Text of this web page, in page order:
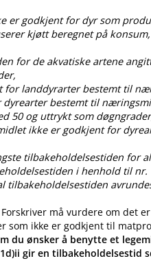
er godkjent for dyr som
kjøtt beregnet på
for de akvatiske artene
for landdyrarter bestemt til
bestemt til
50 og uttrykt som
ikke er godkjent for
tilbakeholdelsestiden for
i henhold til nr.
tilbakeholdelsestiden
må vurdere om det
som ikke er godkjent til
du ønsker å benytte et
gir en tilbakeholdelsestid